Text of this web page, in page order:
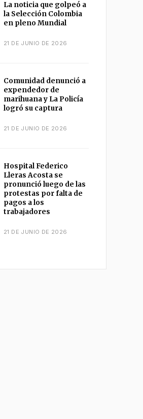
La noticia que golpeó a
la Selección Colombia
en pleno Mundial
21 DE JUNIO DE 2026
Comunidad denunció a
expendedor de
marihuana y La Policía
logró su captura
21 DE JUNIO DE 2026
Hospital Federico
Lleras Acosta se
pronunció luego de las
protestas por falta de
pagos a los
trabajadores
21 DE JUNIO DE 2026